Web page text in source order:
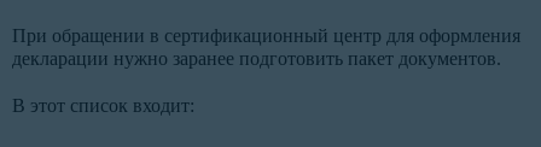
При обращении в сертификационный центр для оформления
декларации нужно заранее подготовить пакет документов.
В этот список входит: